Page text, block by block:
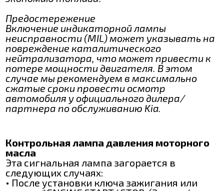
Предостережение
Включение индикаторной лампы
неисправности (MIL) может указывать на
повреждение каталитического
нейтрализатора, что может привести к
потере мощности двигателя. В этом
случае мы рекомендуем в максимально
сжатые сроки провести осмотр
автомобиля у официального дилера/
партнера по обслуживанию Kia.
Контрольная лампа давления моторного
масла
Эта сигнальная лампа загорается в
следующих случаях:
• После установки ключа зажигания или